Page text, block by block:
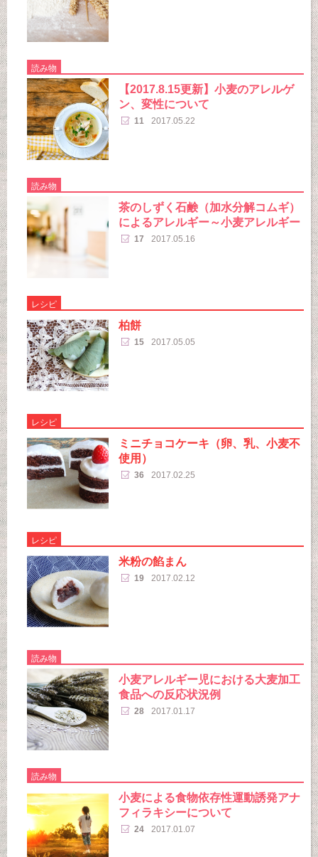
読み物
【2017.8.15更新】小麦のアレルゲ
ン、変性について
11 2017.05.22
読み物
茶のしずく石鹸（加水分解コムギ）
によるアレルギー～小麦アレルギー
17 2017.05.16
レシピ
柏餅
15 2017.05.05
レシピ
ミニチョコケーキ（卵、乳、小麦不
使用）
36 2017.02.25
レシピ
米粉の餡まん
19 2017.02.12
読み物
小麦アレルギー児における大麦加工
食品への反応状況例
28 2017.01.17
読み物
小麦による食物依存性運動誘発アナ
フィラキシーについて
24 2017.01.07